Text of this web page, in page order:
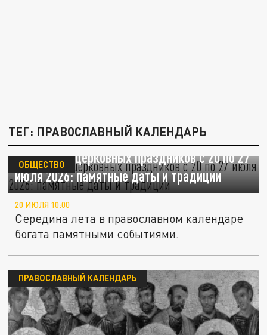
ТЕГ: ПРАВОСЛАВНЫЙ КАЛЕНДАРЬ
Календарь церковных праздников с 20 по 27
июля 2026: памятные даты и традиции
ОБЩЕСТВО
20 ИЮЛЯ 10:00
Середина лета в православном календаре
богата памятными событиями.
ПРАВОСЛАВНЫЙ КАЛЕНДАРЬ